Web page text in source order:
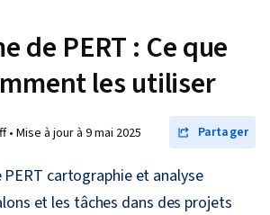
de PERT : Ce que
les utiliser
• Mise à jour à 9 mai 2025 Partager
cartographie et analyse
et les tâches dans des projets